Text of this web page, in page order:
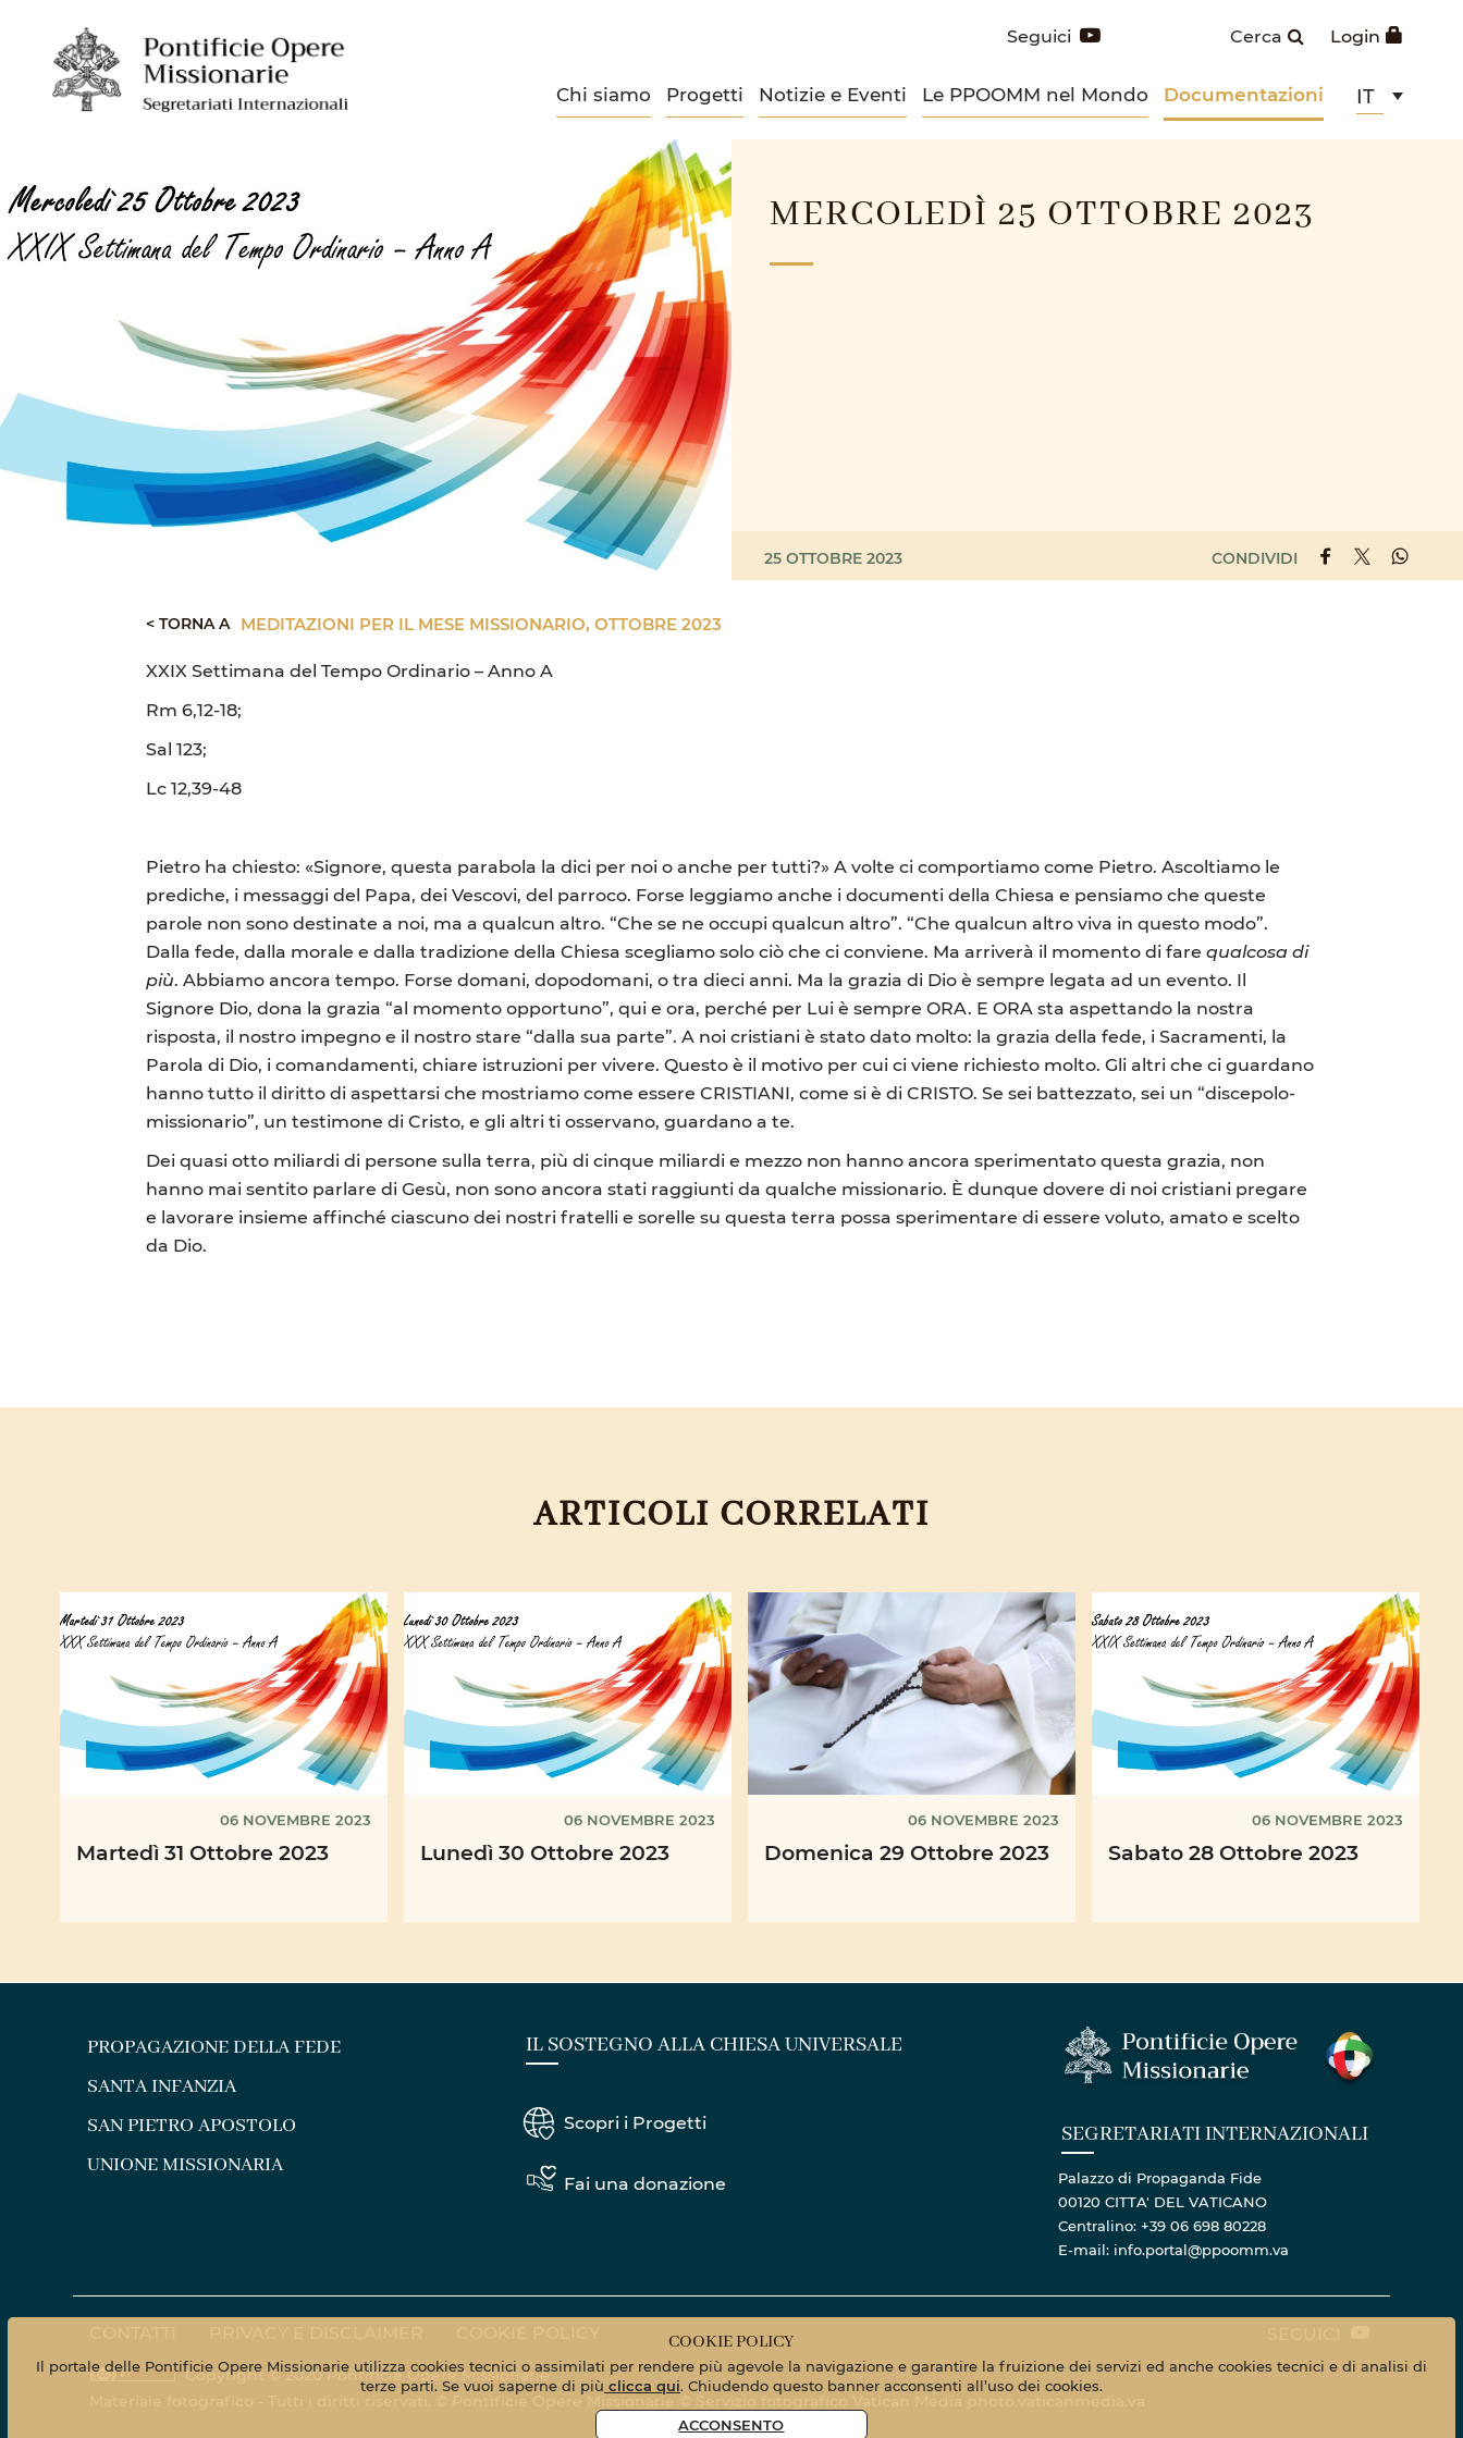
Login
Cerca
Seguici
Chi siamo Progetti Notizie e Eventi Le PPOOMM nel Mondo Documentazioni IT
MERCOLEDÌ 25 OTTOBRE 2023
25 OTTOBRE 2023 CONDIVIDI
< TORNA A MEDITAZIONI PER IL MESE MISSIONARIO, OTTOBRE 2023
XXIX Settimana del Tempo Ordinario – Anno A
Rm 6,12-18;
Sal 123;
Lc 12,39-48
Pietro ha chiesto: «Signore, questa parabola la dici per noi o anche per tutti?» A volte ci comportiamo come Pietro. Ascoltiamo le
prediche, i messaggi del Papa, dei Vescovi, del parroco. Forse leggiamo anche i documenti della Chiesa e pensiamo che queste
parole non sono destinate a noi, ma a qualcun altro. “Che se ne occupi qualcun altro”. “Che qualcun altro viva in questo modo”.
Dalla fede, dalla morale e dalla tradizione della Chiesa scegliamo solo ciò che ci conviene. Ma arriverà il momento di farequalcosa di
più. Abbiamo ancora tempo. Forse domani, dopodomani, o tra dieci anni. Ma la grazia di Dio è sempre legata ad un evento. Il
Signore Dio, dona la grazia “al momento opportuno”, qui e ora, perché per Lui è sempre ORA. E ORA sta aspettando la nostra
risposta, il nostro impegno e il nostro stare “dalla sua parte”. A noi cristiani è stato dato molto: la grazia della fede, i Sacramenti, la
Parola di Dio, i comandamenti, chiare istruzioni per vivere. Questo è il motivo per cui ci viene richiesto molto. Gli altri che ci guardano
hanno tutto il diritto di aspettarsi che mostriamo come essere CRISTIANI, come si è di CRISTO. Se sei battezzato, sei un “discepolo-
missionario”, un testimone di Cristo, e gli altri ti osservano, guardano a te.
Dei quasi otto miliardi di persone sulla terra, più di cinque miliardi e mezzo non hanno ancora sperimentato questa grazia, non
hanno mai sentito parlare di Gesù, non sono ancora stati raggiunti da qualche missionario. È dunque dovere di noi cristiani pregare
e lavorare insieme affinché ciascuno dei nostri fratelli e sorelle su questa terra possa sperimentare di essere voluto, amato e scelto
da Dio.
ARTICOLI CORRELATI
06 NOVEMBRE 2023
Martedì 31 Ottobre 2023
06 NOVEMBRE 2023
Lunedì 30 Ottobre 2023
06 NOVEMBRE 2023
Domenica 29 Ottobre 2023
06 NOVEMBRE 2023
Sabato 28 Ottobre 2023
PROPAGAZIONE DELLA FEDE
SANTA INFANZIA
SAN PIETRO APOSTOLO
UNIONE MISSIONARIA
IL SOSTEGNO ALLA CHIESA UNIVERSALE
Scopri i Progetti
Fai una donazione
SEGRETARIATI INTERNAZIONALI
Palazzo di Propaganda Fide
00120 CITTA' DEL VATICANO
Centralino: +39 06 698 80228
E-mail: info.portal@ppoomm.va
Copyright © 2020 Pontificie Opere Missionarie
Materiale fotografico - Tutti i diritti riservati. © Pontificie Opere Missionarie © Servizio fotografico Vatican Media
COOKIE POLICY
Il portale delle Pontificie Opere Missionarie utilizza cookies tecnici o assimilati per rendere più agevole la navigazione e garantire la fruizione dei servizi ed anche cookies tecnici e di analisi di
terze parti. Se vuoi saperne di più clicca qui. Chiudendo questo banner acconsenti all’uso dei cookies.
ACCONSENTO